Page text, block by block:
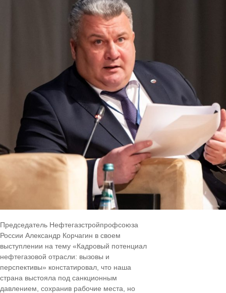
Председатель Нефтегазстройпрофсоюза
России Александр Корчагин в своем
выступлении на тему «Кадровый потенциал
нефтегазовой отрасли: вызовы и
перспективы» констатировал, что наша
страна выстояла под санкционным
давлением, сохранив рабочие места, но